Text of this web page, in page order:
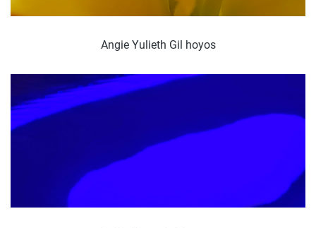
Angie Yulieth Gil hoyos